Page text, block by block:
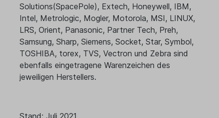
Solutions(SpacePole), Extech, Honeywell, IBM,
Intel, Metrologic, Mogler, Motorola, MSI, LINUX,
LRS, Orient, Panasonic, Partner Tech, Preh,
Samsung, Sharp, Siemens, Socket, Star, Symbol,
TOSHIBA, torex, TVS, Vectron und Zebra sind
ebenfalls eingetragene Warenzeichen des
jeweiligen Herstellers.
Stand: Juli 2021